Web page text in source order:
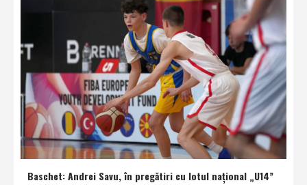
Baschet: Andrei Savu, în pregătiri cu lotul naţional „U14”